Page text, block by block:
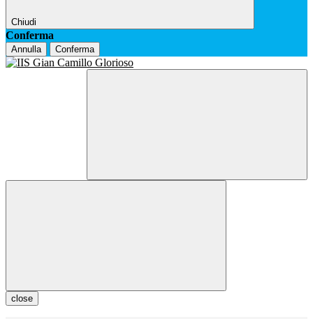
Chiudi
Conferma
Annulla Conferma
close